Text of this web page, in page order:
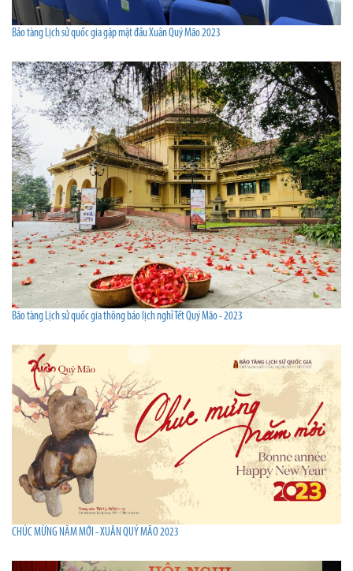
Bảo tàng Lịch sử quốc gia gặp mặt đầu Xuân Quý Mão 2023
Bảo tàng Lịch sử quốc gia thông báo lịch nghỉ Tết Quý Mão - 2023
CHÚC MỪNG NĂM MỚI - XUÂN QUÝ MÃO 2023